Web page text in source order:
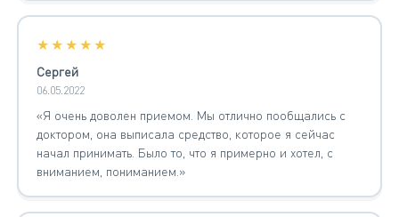
★★★★★
Сергей
06.05.2022
«Я очень доволен приемом. Мы отлично пообщались с
доктором, она выписала средство, которое я сейчас
начал принимать. Было то, что я примерно и хотел, с
вниманием, пониманием.»